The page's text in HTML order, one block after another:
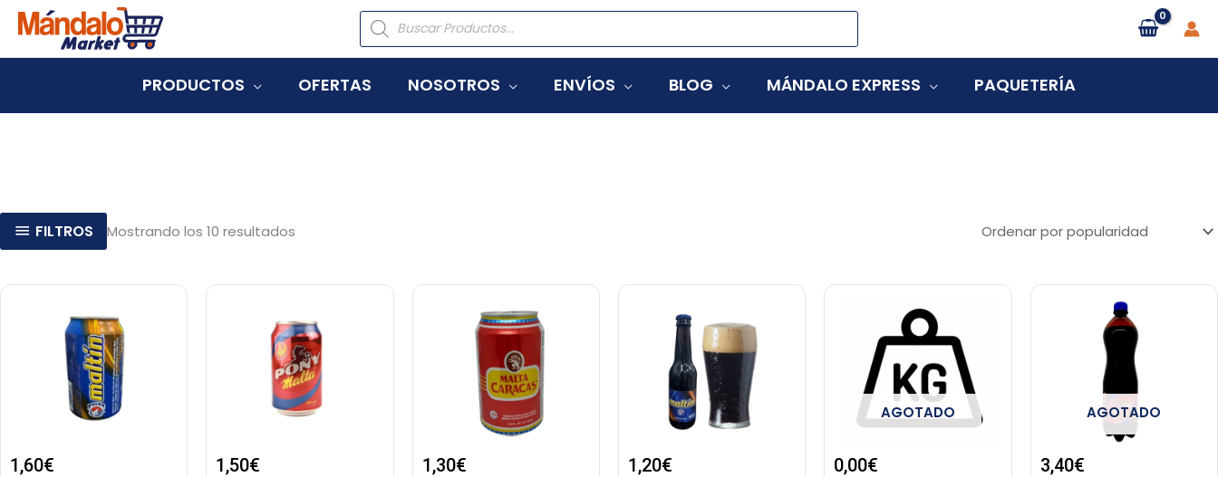
contenido
Búsqueda
de
productos
PRODUCTOS OFERTAS NOSOTROS ENVÍOS BLOG MÁNDALO EXPRESS PAQUETERÍA
FILTROS Mostrando los 10 resultadospor
1,60€ 1,50€ 1,30€ 1,20€
AGOTADO
0,00€
AGOTADO
3,40€